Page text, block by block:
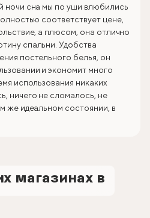
ночи сна мы по уши влюбились
соответствует цене,
а плюсом, она отлично
спальни. Удобства
постельного белья, он
и экономит много
использования никаких
ничего не сломалось, не
же идеальном состоянии, в
магазинах в